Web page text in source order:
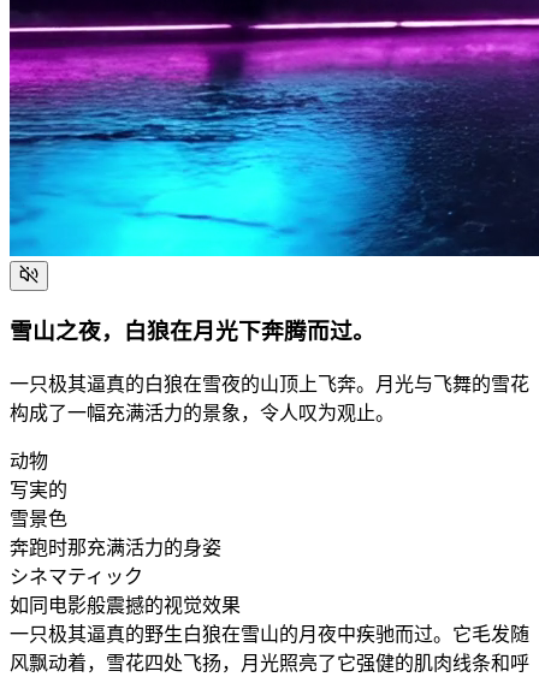
雪山之夜，白狼在月光下奔腾而过。
一只极其逼真的白狼在雪夜的山顶上飞奔。月光与飞舞的雪花
构成了一幅充满活力的景象，令人叹为观止。
动物
写実的
雪景色
奔跑时那充满活力的身姿
シネマティック
如同电影般震撼的视觉效果
一只极其逼真的野生白狼在雪山的月夜中疾驰而过。它毛发随
风飘动着，雪花四处飞扬，月光照亮了它强健的肌肉线条和呼